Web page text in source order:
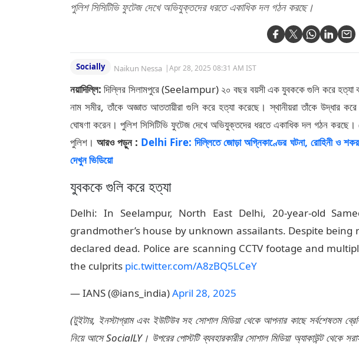
পুলিশ সিসিটিভি ফুটেজ দেখে অভিযুক্তদের ধরতে একাধিক দল গঠন করছে।
Socially Naikun Nessa |Apr 28, 2025 08:31 AM IST
নয়াদিল্লি: দিল্লির সিলামপুরে (Seelampur) ২০ বছর বয়সী এক যুবককে গুলি করে হত্যা
নাম সমীর, তাঁকে অজ্ঞাত আততায়ীরা গুলি করে হত্যা করেছে। স্থানীয়রা তাঁকে উদ্ধার করে
ঘোষণা করেন। পুলিশ সিসিটিভি ফুটেজ দেখে অভিযুক্তদের ধরতে একাধিক দল গঠন
পুলিশ।আরও পড়ুন : Delhi Fire: দিল্লিতে জোড়া অগ্নিকাণ্ডের ঘটনা, রোহিনী ও
দেখুন ভিডিয়ো
যুবককে গুলি করে হত্যা
Delhi: In Seelampur, North East Delhi, 20-year-old
grandmother’s house by unknown assailants. Despite
declared dead. Police are scanning CCTV footage and
the culprits pic.twitter.com/A8zBQ5LCeY
— IANS (@ians_india)April 28, 2025
(টুইটার, ইনস্টাগ্রাম এবং ইউটিউব সহ সোশাল মিডিয়া থেকে আপনার কাছে সর্বশেষতম
নিয়ে আসে SocialLY। উপরের পোস্টটি ব্যবহারকারীর সোশাল মিডিয়া অ্যাকাউন্ট থেকে